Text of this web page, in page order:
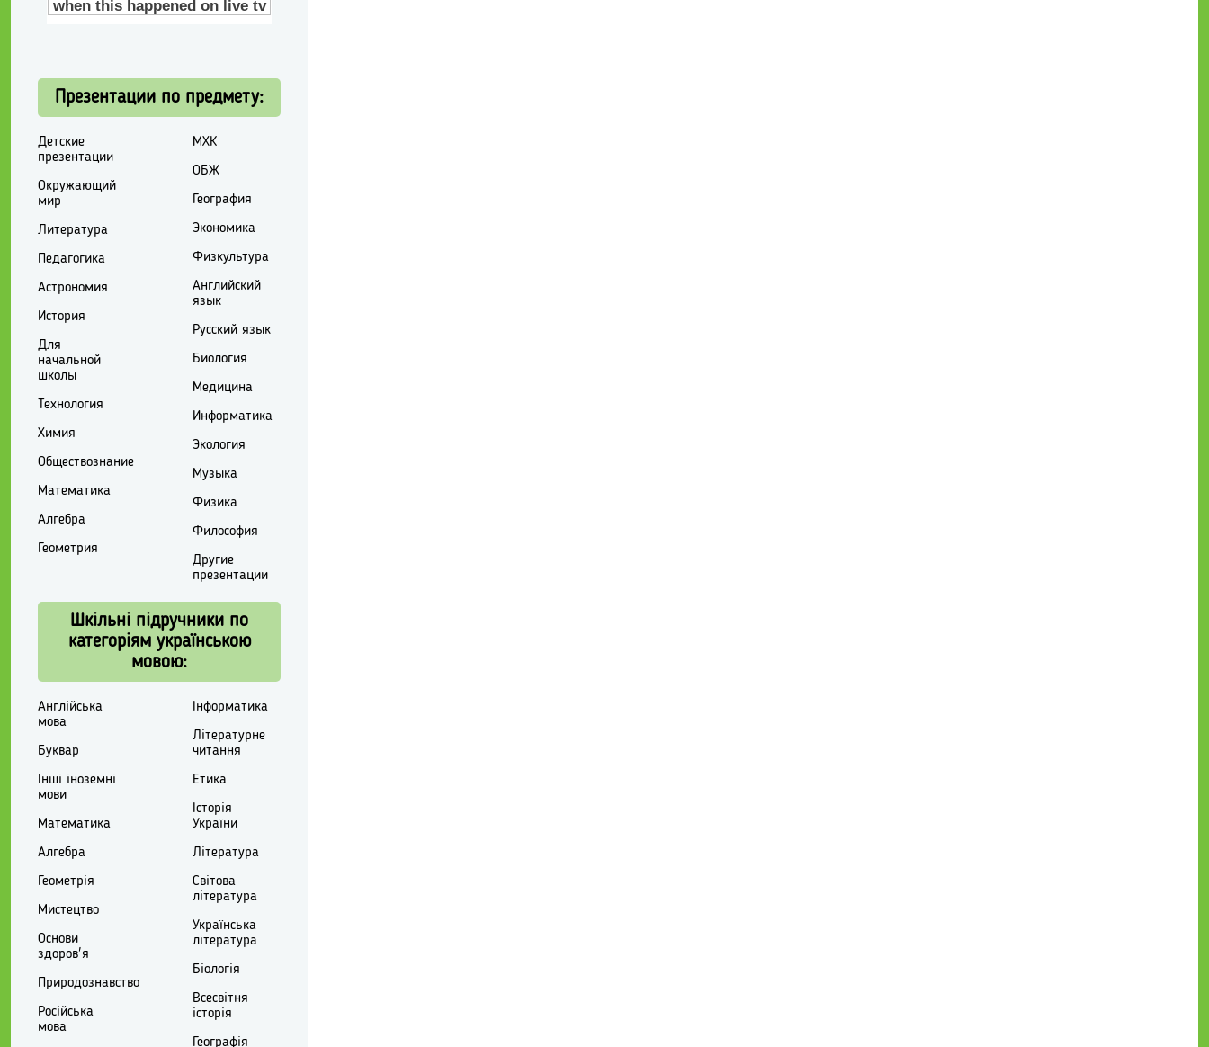
Презентации по предмету:
Детские
презентации
Окружающий
мир
Литература
Педагогика
Астрономия
История
Для
начальной
школы
Технология
Химия
Обществознание
Математика
Алгебра
Геометрия
МХК
ОБЖ
География
Экономика
Физкультура
Английский
язык
Русский язык
Биология
Медицина
Информатика
Экология
Музыка
Физика
Философия
Другие
презентации
Шкільні підручники по
категоріям українською
мовою:
Англійська
мова
Буквар
Інші іноземні
мови
Математика
Алгебра
Геометрія
Мистецтво
Основи
здоров'я
Природознавство
Російська
мова
Інформатика
Літературне
читання
Етика
Історія
України
Література
Світова
література
Українська
література
Біологія
Всесвітня
історія
Географія